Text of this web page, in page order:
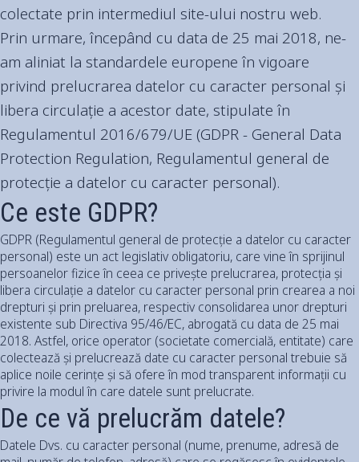
colectate prin intermediul site-ului nostru web.
Prin urmare, începând cu data de 25 mai 2018, ne-
am aliniat la standardele europene în vigoare
privind prelucrarea datelor cu caracter personal și
libera circulație a acestor date, stipulate în
Regulamentul 2016/679/UE (GDPR - General Data
Protection Regulation, Regulamentul general de
protecție a datelor cu caracter personal).
Ce este GDPR?
GDPR (Regulamentul general de protecție a datelor cu caracter
personal) este un act legislativ obligatoriu, care vine în sprijinul
persoanelor fizice în ceea ce privește prelucrarea, protecția și
libera circulație a datelor cu caracter personal prin crearea a noi
drepturi și prin preluarea, respectiv consolidarea unor drepturi
existente sub Directiva 95/46/EC, abrogată cu data de 25 mai
2018. Astfel, orice operator (societate comercială, entitate) care
colectează și prelucrează date cu caracter personal trebuie să
aplice noile cerințe și să ofere în mod transparent informații cu
privire la modul în care datele sunt prelucrate.
De ce vă prelucrăm datele?
Datele Dvs. cu caracter personal (nume, prenume, adresă de